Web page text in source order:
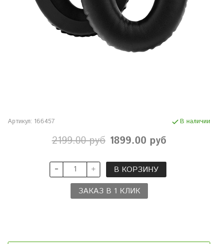
Артикул: 166457 В наличии
2199.00 руб 1899.00 руб
В КОРЗИНУ
ЗАКАЗ В 1 КЛИК